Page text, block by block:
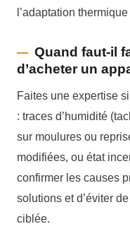
l’adaptation
Quand faut-il
d’acheter un
Faites une expertise
: traces d’humidité
sur moulures ou
modifiées, ou état
confirmer les causes
solutions et d’éviter
ciblée.